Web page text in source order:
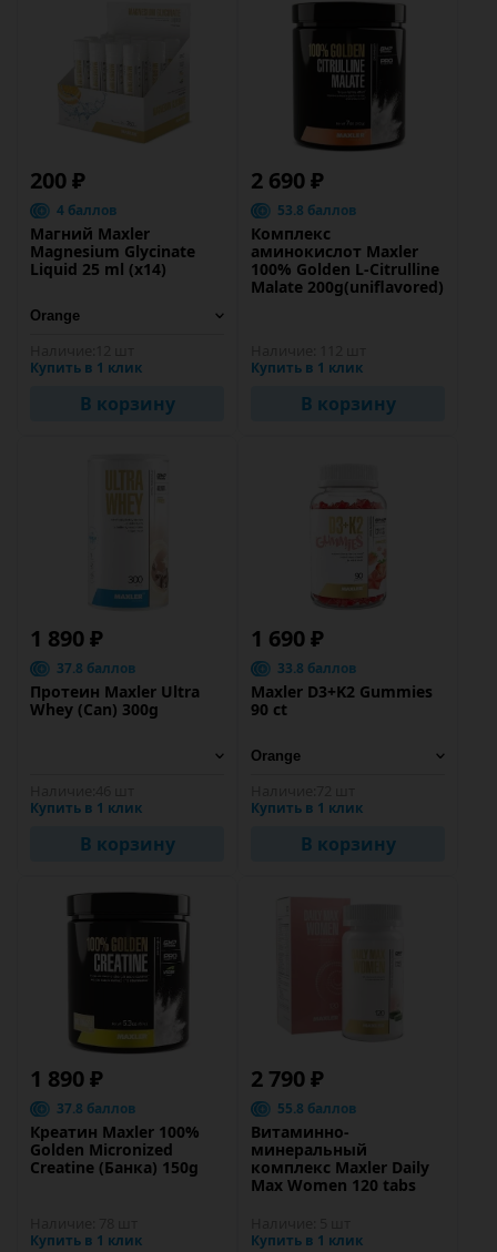
200 ₽
4 баллов
Магний Maxler
Magnesium Glycinate
Liquid 25 ml (x14)
Купить в 1 клик
В корзину
2 690 ₽
53.8 баллов
Комплекс
аминокислот Maxler
100% Golden L-Citrulline
Malate 200g(uniflavored)
Купить в 1 клик
В корзину
1 890 ₽
37.8 баллов
Протеин Maxler Ultra
Whey (Can) 300g
Купить в 1 клик
В корзину
1 690 ₽
33.8 баллов
Maxler D3+K2 Gummies
90 ct
Купить в 1 клик
В корзину
1 890 ₽
37.8 баллов
Креатин Maxler 100%
Golden Micronized
Creatine (Банка) 150g
Купить в 1 клик
2 790 ₽
55.8 баллов
Витаминно-
минеральный
комплекс Maxler Daily
Max Women 120 tabs
Купить в 1 клик